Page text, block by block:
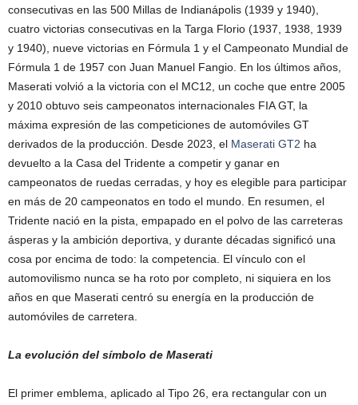
consecutivas en las 500 Millas de Indianápolis (1939 y 1940),
cuatro victorias consecutivas en la Targa Florio (1937, 1938, 1939
y 1940), nueve victorias en Fórmula 1 y el Campeonato Mundial de
Fórmula 1 de 1957 con Juan Manuel Fangio. En los últimos años,
Maserati volvió a la victoria con el MC12, un coche que entre 2005
y 2010 obtuvo seis campeonatos internacionales FIA GT, la
máxima expresión de las competiciones de automóviles GT
derivados de la producción. Desde 2023, el Maserati GT2 ha
devuelto a la Casa del Tridente a competir y ganar en
campeonatos de ruedas cerradas, y hoy es elegible para participar
en más de 20 campeonatos en todo el mundo. En resumen, el
Tridente nació en la pista, empapado en el polvo de las carreteras
ásperas y la ambición deportiva, y durante décadas significó una
cosa por encima de todo: la competencia. El vínculo con el
automovilismo nunca se ha roto por completo, ni siquiera en los
años en que Maserati centró su energía en la producción de
automóviles de carretera.
La evolución del símbolo de Maserati
El primer emblema, aplicado al Tipo 26, era rectangular con un